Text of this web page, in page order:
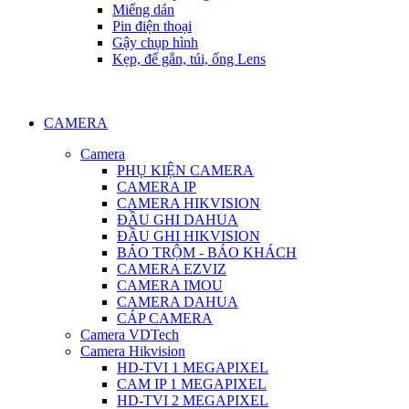
Miếng dán
Pin điện thoại
Gậy chụp hình
Kẹp, đế gắn, túi, ống Lens
CAMERA
Camera
PHỤ KIỆN CAMERA
CAMERA IP
CAMERA HIKVISION
ĐẦU GHI DAHUA
ĐẦU GHI HIKVISION
BÁO TRỘM - BÁO KHÁCH
CAMERA EZVIZ
CAMERA IMOU
CAMERA DAHUA
CÁP CAMERA
Camera VDTech
Camera Hikvision
HD-TVI 1 MEGAPIXEL
CAM IP 1 MEGAPIXEL
HD-TVI 2 MEGAPIXEL